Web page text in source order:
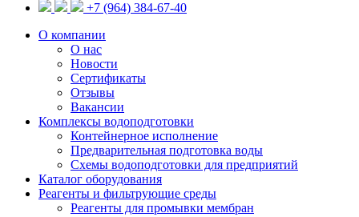
+7 (964) 384-67-40
О компании
О нас
Новости
Сертификаты
Отзывы
Вакансии
Комплексы водоподготовки
Контейнерное исполнение
Предварительная подготовка воды
Схемы водоподготовки для предприятий
Каталог оборудования
Реагенты и фильтрующие среды
Реагенты для промывки мембран